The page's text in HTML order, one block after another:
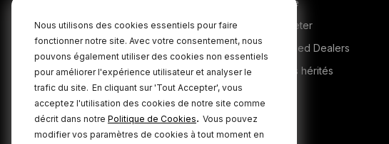
Nous utilisons des cookies essentiels pour faire
fonctionner notre site. Avec votre consentement, nous
pouvons également utiliser des cookies non essentiels
pour améliorer l'expérience utilisateur et analyser le
trafic du site. En cliquant sur 'Tout Accepter', vous
acceptez l'utilisation des cookies de notre site comme
décrit dans notre Politique de Cookies. Vous pouvez
modifier vos paramètres de cookies à tout moment en
Interfaces and Mixers
Accessories
Kits
Apparel
Logiciels
Garantie
Où acheter
Authorised Dealers
Produits hérités